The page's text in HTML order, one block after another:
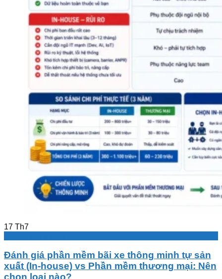
17 Th7
Đánh giá phần mềm bãi xe thông minh tự sản
xuất (In-house) vs Phần mềm thương mại: Nên
chọn loại nào?